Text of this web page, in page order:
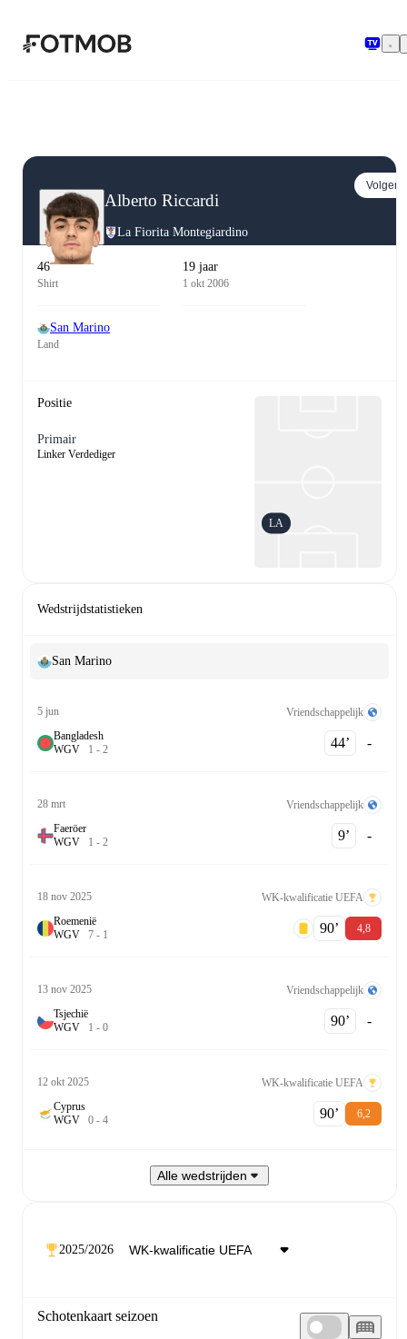
Alberto Riccardi
La Fiorita Montegiardino
Volgen
46
Shirt
19 jaar
1 okt 2006
San Marino
Land
Positie
Primair
Linker Verdediger
LA
Wedstrijdstatistieken
San Marino
5 jun
Vriendschappelijk
Bangladesh
WGV 1 - 2 44‎’‎ -
28 mrt
Vriendschappelijk
Faeröer
WGV 1 - 2 9‎’‎ -
18 nov 2025
WK-kwalificatie UEFA
Roemenië
WGV 7 - 1 90‎’‎ 4,8
13 nov 2025
Vriendschappelijk
Tsjechië
WGV 1 - 0 90‎’‎ -
12 okt 2025
WK-kwalificatie UEFA
Cyprus
WGV 0 - 4 90‎’‎ 6,2
Alle wedstrijden
2025/2026
Schotenkaart seizoen